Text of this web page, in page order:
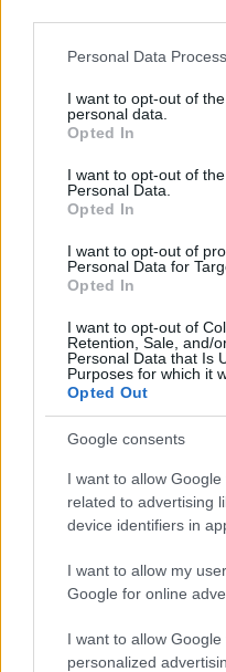
Please note that this
not limited to your visit or
grant or deny consent to
use your data for below
consent section.
Personal Data
I want to opt-out of
personal data.
Opted In
I want to opt-out of
Personal Data.
Opted In
I want to opt-out of
Personal Data for
Opted In
I want to opt-out of
Retention, Sale, and/
Personal Data that Is
Purposes for which it
Opted Out
Google consents
I want to allow
related to advertising
device identifiers in
I want to allow my
Google for online
I want to allow
personalized
Η «ελληνική» όπερα
χωριό έξω από την
Ηθοποιός του Harry
έσοδα έσωσαν
Νοεμβρίου
Ανασφάλιστα
ενστάσεις για τα